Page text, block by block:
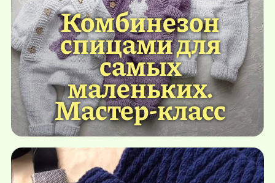
Комбинезон
спицами для
самых
маленьких.
Мастер-класс